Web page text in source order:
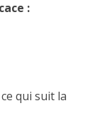
:
qui suit la